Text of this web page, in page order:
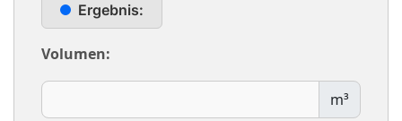
Ergebnis:
Volumen:
m³